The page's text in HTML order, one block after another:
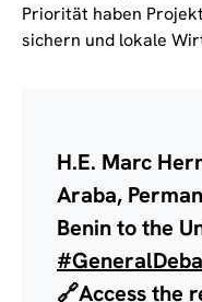
Priorität haben
sichern und lokale
H.E. Marc
Araba,
Benin to the
🔗Access the